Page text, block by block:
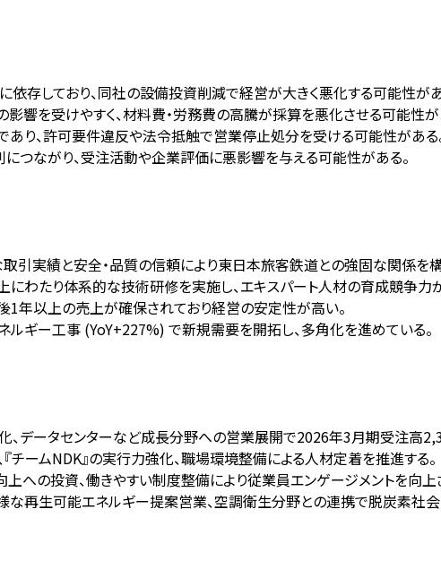
存しており、同社の設備投資削減で経営が大きく悪化する可能性があ
響を受けやすく、材料費・労務費の高騰が採算を悪化させる可能性が
り、許可要件違反や法令抵触で営業停止処分を受ける可能性がある
ながり、受注活動や企業評価に悪影響を与える可能性がある。
実績と安全・品質の信頼により東日本旅客鉄道との強固な関係を構
わたり体系的な技術研修を実施し、エキスパート人材の育成競争力
1年以上の売上が確保されており経営の安定性が高い。
ギー工事 (YoY+227%) で新規需要を開拓し、多角化を進めている。
、データセンターなど成長分野への営業展開で2026年3月期受注高
ームNDK』の実行力強化、職場環境整備による人材定着を推進する。
への投資、働きやすい制度整備により従業員エンゲージメントを向上
再生可能エネルギー提案営業、空調衛生分野との連携で脱炭素社会